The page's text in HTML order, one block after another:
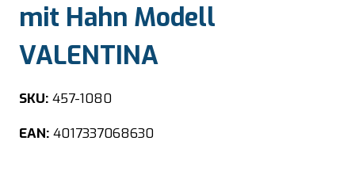
mit Hahn Modell
VALENTINA
SKU: 457-1080
EAN: 4017337068630